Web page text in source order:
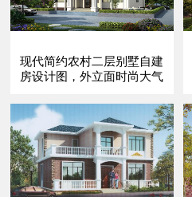
现代简约农村二层别墅自建
房设计图，外立面时尚大气